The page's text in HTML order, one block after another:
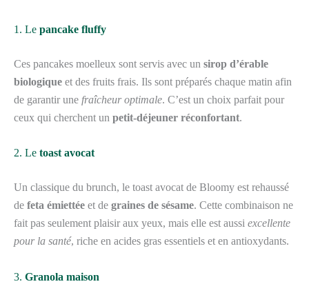
1. Le pancake fluffy
Ces pancakes moelleux sont servis avec un sirop d’érable
biologique et des fruits frais. Ils sont préparés chaque matin afin
de garantir une fraîcheur optimale. C’est un choix parfait pour
ceux qui cherchent un petit-déjeuner réconfortant.
2. Le toast avocat
Un classique du brunch, le toast avocat de Bloomy est rehaussé
de feta émiettée et de graines de sésame. Cette combinaison ne
fait pas seulement plaisir aux yeux, mais elle est aussi excellente
pour la santé, riche en acides gras essentiels et en antioxydants.
3. Granola maison